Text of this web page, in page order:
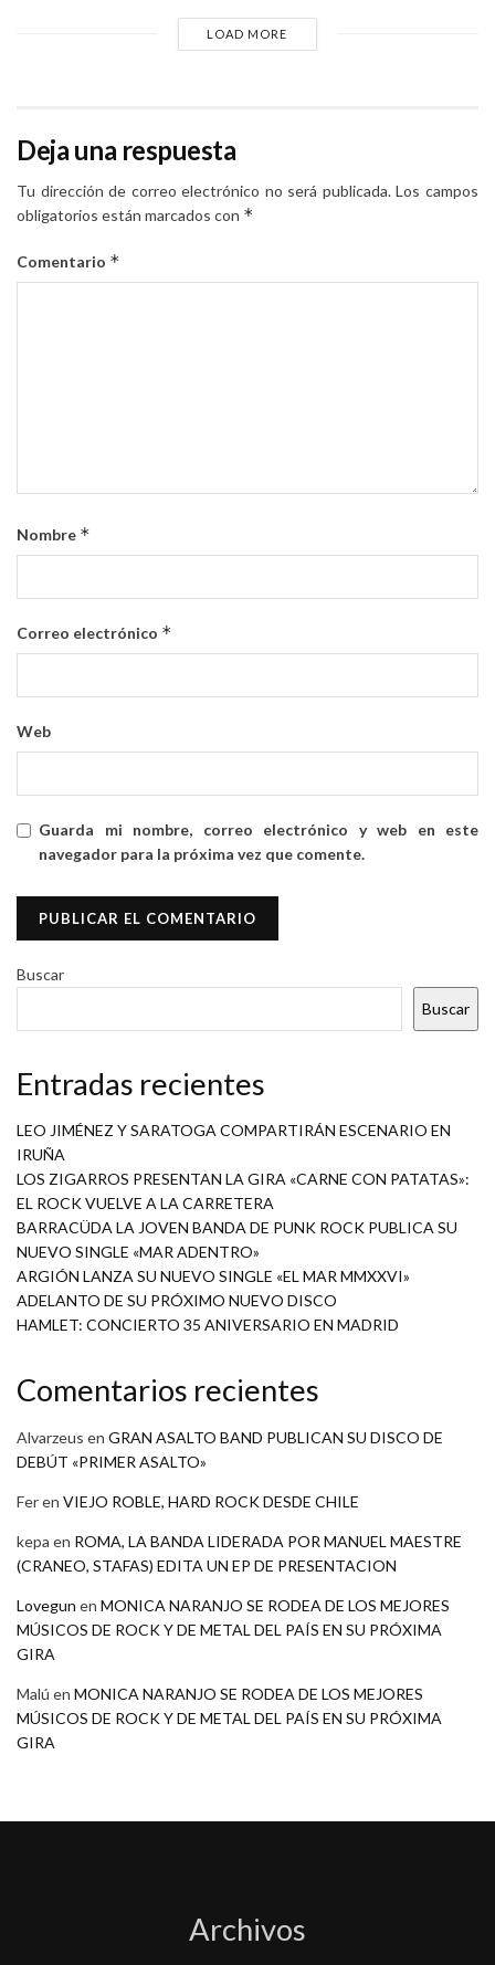
LOAD MORE
Deja una respuesta
Tu dirección de correo electrónico no será publicada. Los campos
obligatorios están marcados con *
Comentario *
Nombre *
Correo electrónico *
Web
Guarda mi nombre, correo electrónico y web en este
navegador para la próxima vez que comente.
Buscar
Buscar
Entradas recientes
LEO JIMÉNEZ Y SARATOGA COMPARTIRÁN ESCENARIO EN
IRUÑA
LOS ZIGARROS PRESENTAN LA GIRA «CARNE CON PATATAS»:
EL ROCK VUELVE A LA CARRETERA
BARRACÜDA LA JOVEN BANDA DE PUNK ROCK PUBLICA SU
NUEVO SINGLE «MAR ADENTRO»
ARGIÓN LANZA SU NUEVO SINGLE «EL MAR MMXXVI»
ADELANTO DE SU PRÓXIMO NUEVO DISCO
HAMLET: CONCIERTO 35 ANIVERSARIO EN MADRID
Comentarios recientes
Alvarzeus en GRAN ASALTO BAND PUBLICAN SU DISCO DE
DEBÚT «PRIMER ASALTO»
Feren VIEJO ROBLE, HARD ROCK DESDE CHILE
kepa en ROMA, LA BANDA LIDERADA POR MANUEL MAESTRE
(CRANEO, STAFAS) EDITA UN EP DE PRESENTACION
Lovegun en MONICA NARANJO SE RODEA DE LOS MEJORES
MÚSICOS DE ROCK Y DE METAL DEL PAÍS EN SU PRÓXIMA
GIRA
Malú en MONICA NARANJO SE RODEA DE LOS MEJORES
MÚSICOS DE ROCK Y DE METAL DEL PAÍS EN SU PRÓXIMA
GIRA
Archivos